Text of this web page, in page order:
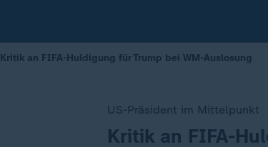
Kritik an FIFA-Huldigung für Trump bei WM-Auslosung
US-Präsident im Mittelpunkt
:Kritik an FIFA-